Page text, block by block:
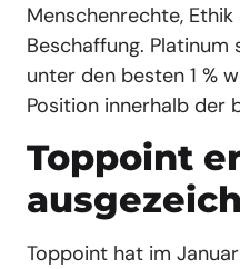
Menschenrechte,
Beschaffung.
unter den besten 1 %
Position innerhalb der
Toppoint
Toppoint hat im